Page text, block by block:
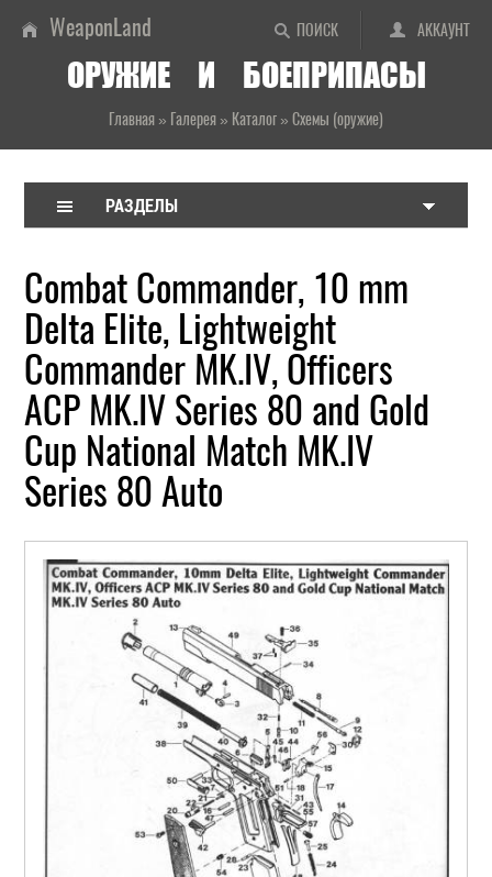
ПОИСК АККАУНТ
WeaponLand
ОРУЖИЕ И БОЕПРИПАСЫ
Главная » Галерея » Каталог » Схемы (оружие)
РАЗДЕЛЫ
Combat Commander, 10 mm
Delta Elite, Lightweight
Commander MK.IV, Officers
ACP MK.IV Series 80 and Gold
Cup National Match MK.IV
Series 80 Auto